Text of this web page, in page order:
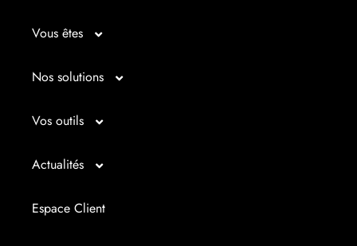
Vous êtes
Micro entrepreneur
Créateur d’entreprise
Repreneur d’entreprise
Nos solutions
Entrepreunariat
Gestion
Juridique
Vos outils
Bilan imagé
Tableau de bord
Actualités
Actualités
Espace Client